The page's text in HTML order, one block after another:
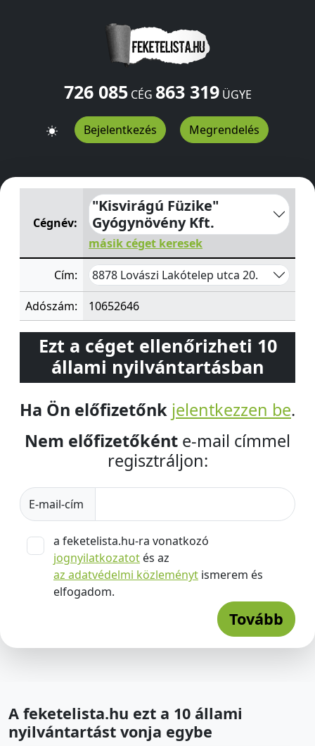
726 085CÉG 863 319ÜGYE
Bejelentkezés Megrendelés
"Kisvirágú Füzike" Gyógynövény Kft.Lakótelep utca 20.
Cégnév:
"Kisvirágú Füzike"
Gyógynövény Kft.
másik céget keresek
Cím: 8878 Lovászi Lakótelep utca 20.
Adószám: 10652646
Ezt a céget ellenőrizheti 10
állami nyilvántartásban
Ha Ön előfizetőnk jelentkezzen be.
Nem előfizetőként e-mail címmel
regisztráljon:
E-mail-cím
a feketelista.hu-ra vonatkozó
jognyilatkozatot és az
az adatvédelmi közleményt ismerem és
elfogadom.
Tovább
A feketelista.hu ezt a 10 állami
nyilvántartást vonja egybe